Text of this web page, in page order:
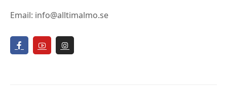
Email: info@alltimalmo.se